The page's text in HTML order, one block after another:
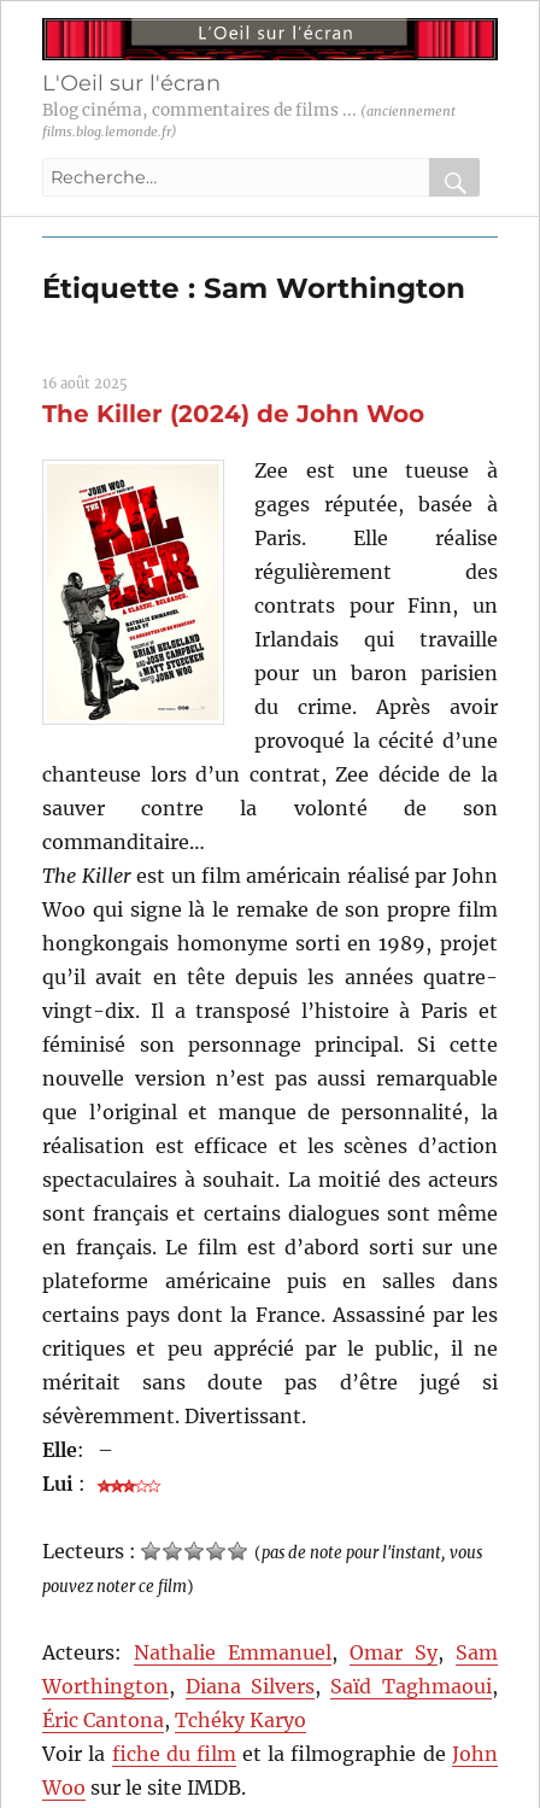
L'Oeil sur l'écran
Blog cinéma, commentaires de films ... (anciennement
films.blog.lemonde.fr)
Recherche
:
OK
Étiquette :Sam Worthington
16 août 2025
The Killer (2024) de John Woo
Zee est une tueuse à
gages réputée, basée à
Paris. Elle réalise
régulièrement des
contrats pour Finn, un
Irlandais qui travaille
pour un baron parisien
du crime. Après avoir
provoqué la cécité d’une
chanteuse lors d’un contrat, Zee décide de la
sauver contre la volonté de son
commanditaire…
The Killerest un film américain réalisé par John
Woo qui signe là le remake de son propre film
hongkongais homonyme sorti en 1989, projet
qu’il avait en tête depuis les années quatre-
vingt-dix. Il a transposé l’histoire à Paris et
féminisé son personnage principal. Si cette
nouvelle version n’est pas aussi remarquable
que l’original et manque de personnalité, la
réalisation est efficace et les scènes d’action
spectaculaires à souhait. La moitié des acteurs
sont français et certains dialogues sont même
en français. Le film est d’abord sorti sur une
plateforme américaine puis en salles dans
certains pays dont la France. Assassiné par les
critiques et peu apprécié par le public, il ne
méritait sans doute pas d’être jugé si
sévèremment. Divertissant.
Elle:
–
Lui :
Lecteurs : (pas de note pour l'instant, vous
pouvez noter ce film)
Acteurs:Nathalie Emmanuel, Omar Sy, Sam
Worthington, Diana Silvers, Saïd Taghmaoui,
Éric Cantona,Tchéky Karyo
Voir la fiche du filmet la filmographie de John
Woo sur le site IMDB.